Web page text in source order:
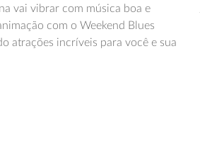
vai vibrar com música boa e
com o Weekend Blues
atrações incríveis para você e sua